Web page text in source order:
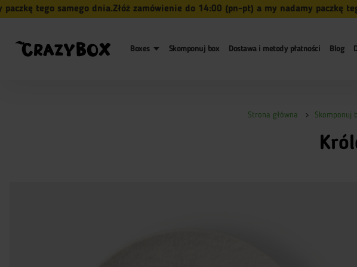
tego samego dnia.Złóż zamówienie do 14:00 (pn-pt) a my nadamy paczkę tego
Boxes Skomponuj box Dostawa i metody płatności Blog
Strona główna Skomponuj